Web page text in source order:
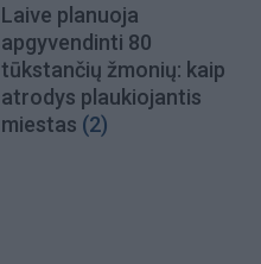
Laive planuoja
apgyvendinti 80
tūkstančių žmonių: kaip
atrodys plaukiojantis
miestas (2)